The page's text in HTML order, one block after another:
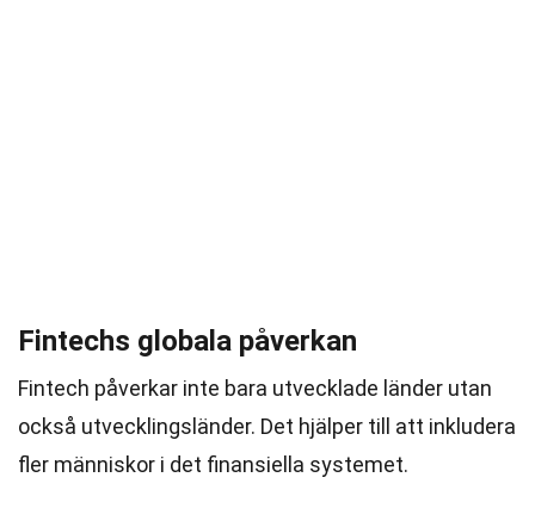
Fintechs globala påverkan
Fintech påverkar inte bara utvecklade länder utan
också utvecklingsländer. Det hjälper till att inkludera
fler människor i det finansiella systemet.